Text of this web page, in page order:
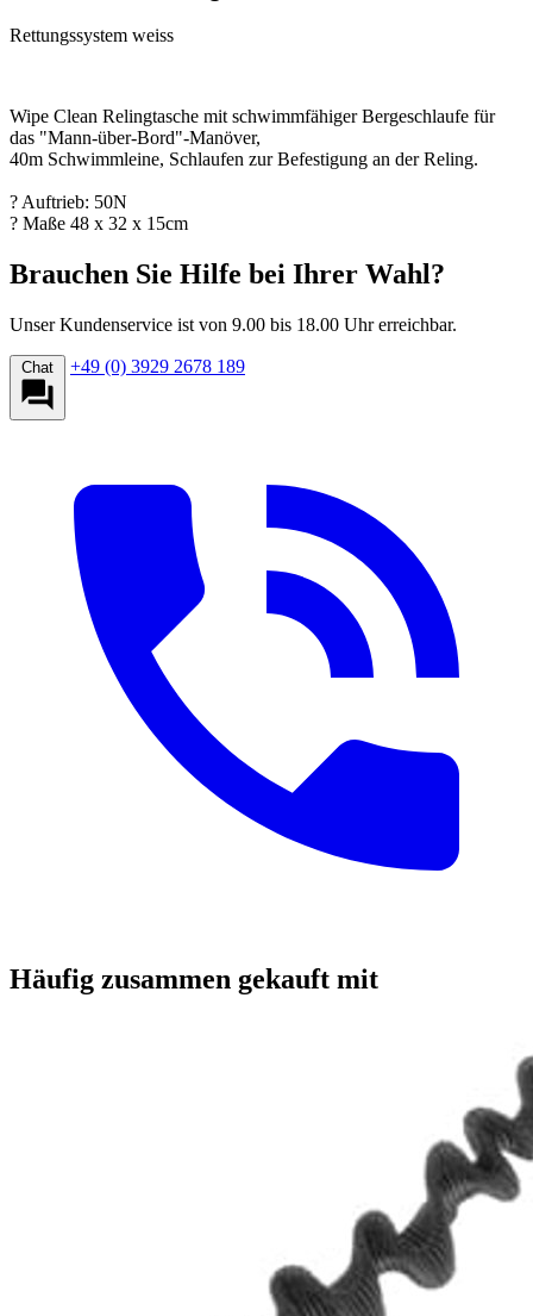
Rettungssystem weiss
Wipe Clean Relingtasche mit schwimmfähiger Bergeschlaufe für
das "Mann-über-Bord"-Manöver,
40m Schwimmleine, Schlaufen zur Befestigung an der Reling.
? Auftrieb: 50N
? Maße 48 x 32 x 15cm
Brauchen Sie Hilfe bei Ihrer Wahl?
Unser Kundenservice ist von 9.00 bis 18.00 Uhr erreichbar.
Chat +49 (0) 3929 2678 189
Häufig zusammen gekauft mit